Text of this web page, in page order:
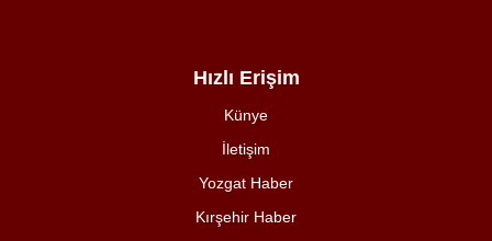
Hızlı Erişim
Künye
İletişim
Yozgat Haber
Kırşehir Haber